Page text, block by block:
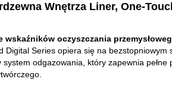
Wnętrza Liner, One-
oczyszczania
Series opiera się na bezstopniowym
odgazowania, który zapewnia